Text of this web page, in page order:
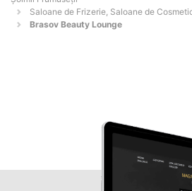
Saloane de Frizerie, Saloane de
Brasov Beauty Lounge